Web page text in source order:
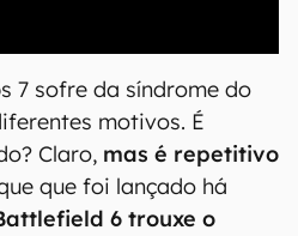
7 sofre da síndrome do
motivos. É
Claro, mas é repetitivo
que foi lançado há
6 trouxe o